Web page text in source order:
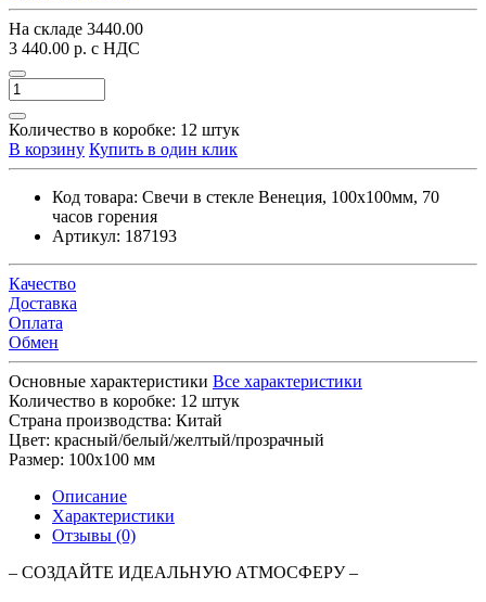
На складе 3440.00
3 440.00 р. с НДС
Количество в коробке: 12 штук
В корзину Купить в один клик
Код товара: Свечи в стекле Венеция, 100х100мм, 70
часов горения
Артикул: 187193
Качество
Доставка
Оплата
Обмен
Основные характеристики Все характеристики
Количество в коробке: 12 штук
Страна производства: Китай
Цвет: красный/белый/желтый/прозрачный
Размер: 100х100 мм
Описание
Характеристики
Отзывы (0)
– СОЗДАЙТЕ ИДЕАЛЬНУЮ АТМОСФЕРУ –